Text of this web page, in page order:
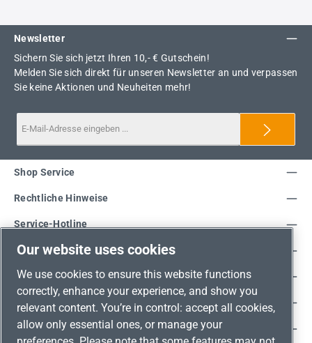
Newsletter
Sichern Sie sich jetzt Ihren 10,- € Gutschein!
Melden Sie sich direkt für unseren Newsletter an und verpassen
Sie keine Aktionen und Neuheiten mehr!
Service-Hotline
Shop Service
Rechtliche Hinweise
Unsere Vorteile
Versandarten
Zahlungsarten
Adresse
Our website uses cookies
We use cookies to ensure this website functions
correctly, enhance your experience, and show you
relevant content. You’re in control: accept all cookies,
allow only essential ones, or manage your